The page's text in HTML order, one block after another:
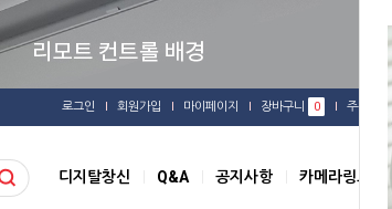
로그인 회원가입 마이페이지 장바구니 0 주문배송
디지탈창신 Q&A 공지사항 카메라링크